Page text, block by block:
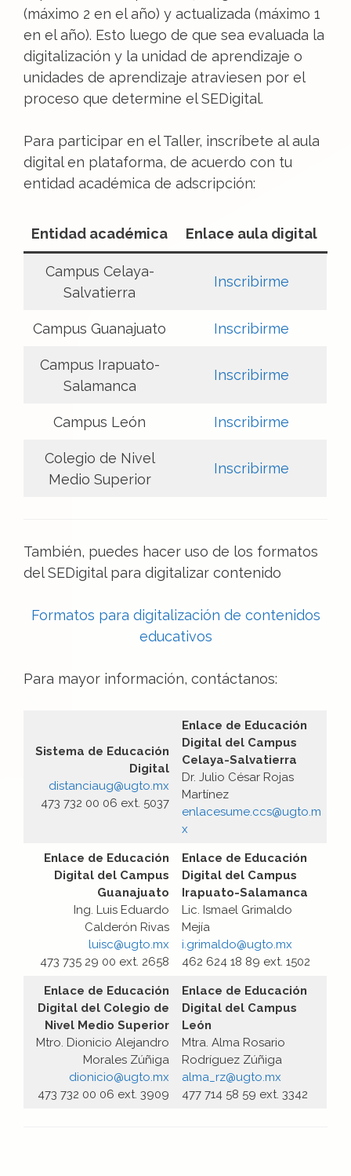
(máximo 2 en el año) y actualizada (máximo 1
en el año). Esto luego de que sea evaluada la
digitalización y la unidad de aprendizaje o
unidades de aprendizaje atraviesen por el
proceso que determine el SEDigital.
Para participar en el Taller, inscríbete al aula
digital en plataforma, de acuerdo con tu
entidad académica de adscripción:
Entidad académica Enlace aula digital
Campus Celaya-
Salvatierra
Inscribirme
Campus Guanajuato Inscribirme
Campus Irapuato-
Salamanca
Inscribirme
Campus León Inscribirme
Colegio de Nivel
Medio Superior
Inscribirme
También, puedes hacer uso de los formatos
del SEDigital para digitalizar contenido
Formatos para digitalización de contenidos
educativos
Para mayor información, contáctanos:
Sistema de Educación
Digital
distanciaug@ugto.mx
473 732 00 06 ext. 5037
Enlace de Educación
Digital del Campus
Celaya-Salvatierra
Dr. Julio César Rojas
Martínez
enlacesume.ccs@ugto.m
x
Enlace de Educación
Digital del Campus
Guanajuato
Ing. Luis Eduardo
Calderón Rivas
luisc@ugto.mx
473 735 29 00 ext. 2658
Enlace de Educación
Digital del Campus
Irapuato-Salamanca
Lic. Ismael Grimaldo
Mejía
i.grimaldo@ugto.mx
462 624 18 89 ext. 1502
Enlace de Educación
Digital del Colegio de
Nivel Medio Superior
Mtro. Dionicio Alejandro
Morales Zúñiga
dionicio@ugto.mx
473 732 00 06 ext. 3909
Enlace de Educación
Digital del Campus
León
Mtra. Alma Rosario
Rodríguez Zúñiga
alma_rz@ugto.mx
477 714 58 59 ext. 3342